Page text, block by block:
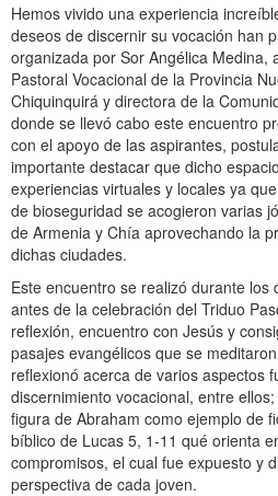
Hemos vivido una experiencia
deseos de discernir su vocación han
organizada por Sor Angélica Medina,
Pastoral Vocacional de la Provincia
Chiquinquirá y directora de la
donde se llevó cabo este encuentro
con el apoyo de las aspirantes,
importante destacar que dicho
experiencias virtuales y locales ya
de bioseguridad se acogieron varias
de Armenia y Chía aprovechando la
dichas ciudades.
Este encuentro se realizó durante
antes de la celebración del Triduo
reflexión, encuentro con Jesús y
pasajes evangélicos que se
reflexionó acerca de varios aspectos
discernimiento vocacional, entre
figura de Abraham como ejemplo de
bíblico de Lucas 5, 1-11 qué orienta
compromisos, el cual fue expuesto y
perspectiva de cada joven.